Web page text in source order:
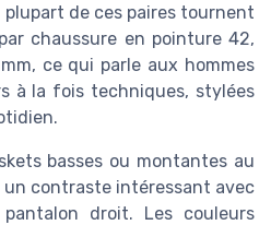
de ces paires tournent
chaussure en pointure 42,
ce qui parle aux hommes
à la fois techniques, stylées
basses ou montantes au
contraste intéressant avec
droit. Les couleurs